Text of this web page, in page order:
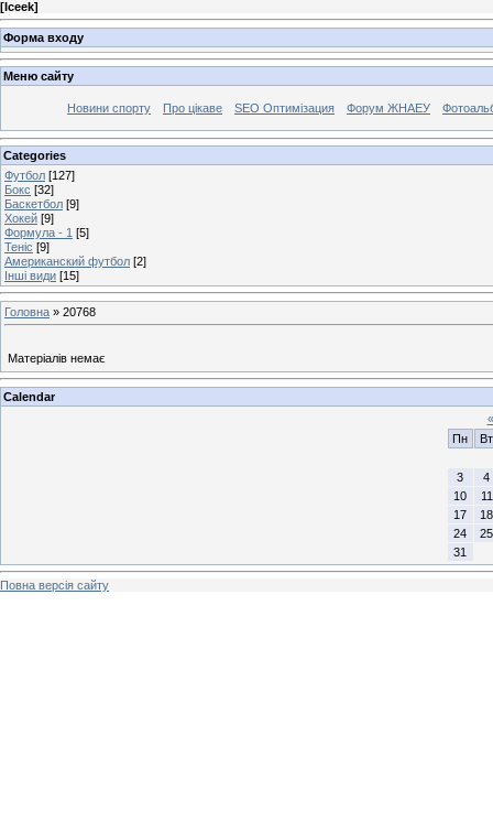
[Iceek]
Форма входу
Меню сайту
Новини спорту Про цікаве SEO Оптимізация Форум ЖНАЕУ
Categories
Футбол [127]
Бокс [32]
Баскетбол [9]
Хокей [9]
Формула - 1 [5]
Теніс [9]
Американский футбол [2]
Інші види [15]
Головна » 20768
Матеріалів немає
Calendar
«
Пн
Вт
3
4
10
11
17
18
24
25
31
Повна версія сайту